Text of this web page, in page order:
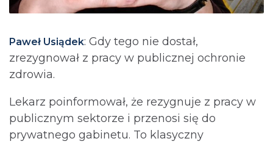
Paweł Usiądek: Gdy tego nie dostał,
zrezygnował z pracy w publicznej ochronie
zdrowia.
Lekarz poinformował, że rezygnuje z pracy w
publicznym sektorze i przenosi się do
prywatnego gabinetu. To klasyczny